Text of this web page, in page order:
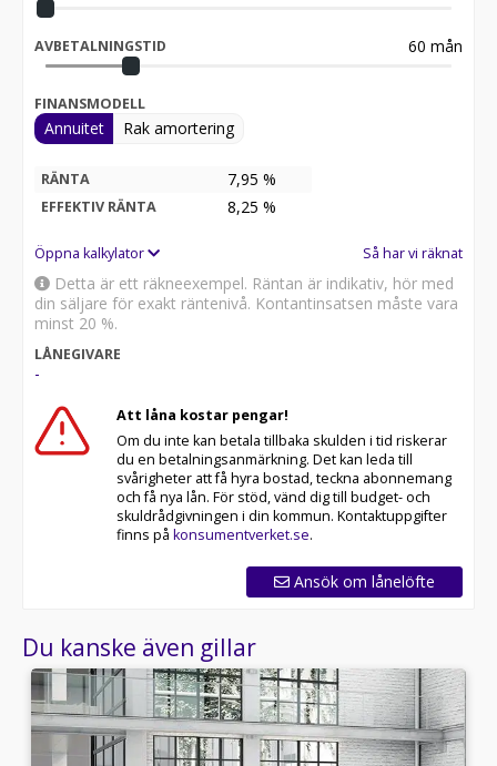
AVBETALNINGSTID 60 mån
FINANSMODELL
Annuitet Rak amortering
RÄNTA 7,95 %
EFFEKTIV RÄNTA 8,25 %
Öppna kalkylator Så har vi räknat
Detta är ett räkneexempel. Räntan är indikativ, hör med
din säljare för exakt räntenivå. Kontantinsatsen måste vara
minst 20 %.
LÅNEGIVARE
-
Att låna kostar pengar!
Om du inte kan betala tillbaka skulden i tid riskerar
du en betalningsanmärkning. Det kan leda till
svårigheter att få hyra bostad, teckna abonnemang
och få nya lån. För stöd, vänd dig till budget- och
skuldrådgivningen i din kommun. Kontaktuppgifter
finns på konsumentverket.se.
Ansök om lånelöfte
Du kanske även gillar